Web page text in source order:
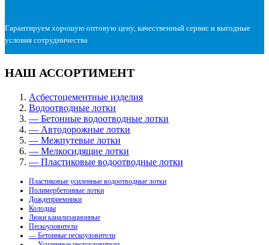
Гарантируем хорошую оптовую цену, качественный сервис и выгодные
условия сотрудничества
НАШ АССОРТИМЕНТ
Асбестоцементные изделия
Водоотводные лотки
— Бетонные водоотводные лотки
— Автодорожные лотки
— Межпутевые лотки
— Мелкосидящие лотки
— Пластиковые водоотводные лотки
Пластиковые усиленные водоотводные лотки
Полимербетонные лотки
Дождеприемники
Колодцы
Люки канализационные
Пескоуловители
— Бетонные пескоуловители